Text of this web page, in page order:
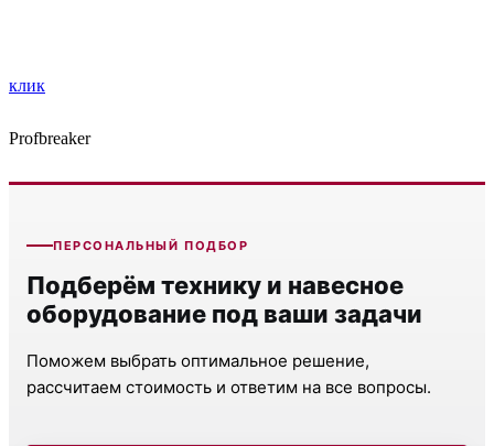
клик
Profbreaker
ПЕРСОНАЛЬНЫЙ ПОДБОР
Подберём технику и навесное
оборудование под ваши задачи
Поможем выбрать оптимальное решение,
рассчитаем стоимость и ответим на все вопросы.